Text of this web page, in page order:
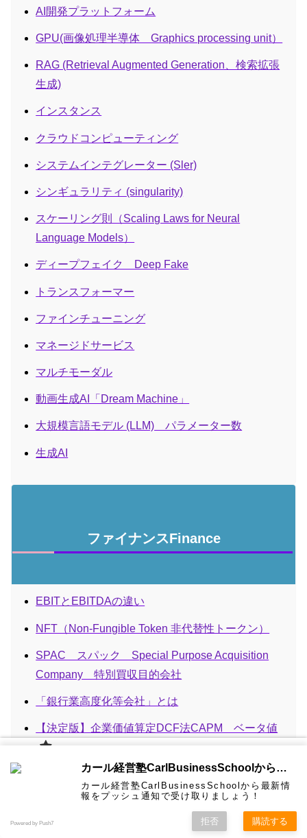
AI開発プラットフォーム
GPU(画像処理半導体 Graphics processing unit）
RAG (Retrieval Augmented Generation、検索拡張
生成)
インスタンス
クラウドコンピューティング
システムインテグレーター (Sler)
シンギュラリティ (singularity)
スケーリング則（Scaling Laws for Neural
Language Models）
ディープフェイク Deep Fake
トランスフォーマー
ファインチューニング
マネージドサービス
マルチモーダル
動画生成AI「Dream Machine」
大規模言語モデル (LLM) パラメーター数
生成AI
ファイナンスFinance
EBITとEBITDAの違い
NFT（Non-Fungible Token 非代替性トークン）
SPAC スパック Special Purpose Acquisition
Company 特別買収目的会社
「銀行業高度化等会社」とは
【決定版】企業価値算定DCF法CAPM ベータ値
WACCとは
オプション取引 コールオプション＆プットオプ
ション Option
オープンAPI Open API
ばれまし
コンサル
ティング
経営学用
語集
認定コン
サルタン
無料メル
マガ！
★カール
経営塾動
お問い合
わせ
★熱海風
水＆グリ
プライバ
カール経営塾CarlBusinessSchoolから通知を受け取る
カール経営塾CarlBusinessSchoolから最新情
報をプッシュ通知で受け取りましょう！
Powered by Push7 拒否 購読する